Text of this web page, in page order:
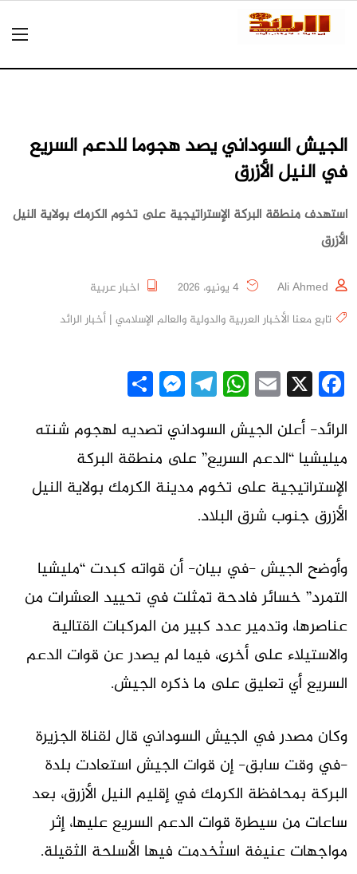
الجيش السوداني يصد هجوما للدعم السريع
في النيل الأزرق
استهدف منطقة البركة الإستراتيجية على تخوم الكرمك بولاية النيل
الأزرق
Ali Ahmed
اخبار عربية
تابع معنا الأخبار العربية والدولية والعالم الإسلامي | أخبار الرائد
Facebook
X
Email
WhatsApp
Telegram
Messenger
الرائد- أعلن الجيش السوداني تصديه لهجوم شنته
ميليشيا “الدعم السريع” على منطقة البركة
الإستراتيجية على تخوم مدينة الكرمك بولاية النيل
الأزرق جنوب شرق البلاد.
وأوضح الجيش -في بيان- أن قواته كبدت “مليشيا
التمرد” خسائر فادحة تمثلت في تحييد العشرات من
عناصرها، وتدمير عدد كبير من المركبات القتالية
والاستيلاء على أخرى، فيما لم يصدر عن قوات الدعم
السريع أي تعليق على ما ذكره الجيش.
وكان مصدر في الجيش السوداني قال لقناة الجزيرة
-في وقت سابق- إن قوات الجيش استعادت بلدة
البركة بمحافظة الكرمك في إقليم النيل الأزرق، بعد
ساعات من سيطرة قوات الدعم السريع عليها، إثر
مواجهات عنيفة استُخدمت فيها الأسلحة الثقيلة.